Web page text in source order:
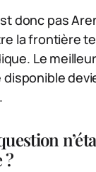
donc pas
la frontière
Le
disponible
?